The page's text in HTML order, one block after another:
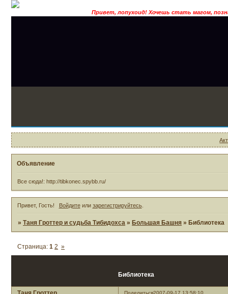
Привет, лопухоид! Хочешь стать магом, познакомится с
Объявление
Все сюда!: http://tibkonec.spybb.ru/
Привет, Гость! Войдитеили зарегистрируйтесь.
»Таня Гроттер и судьба Тибидохса »Большая Башня »Библиотека
Библиотека
Страница:1 2 »
Поделиться2007-09-17 13:58:10